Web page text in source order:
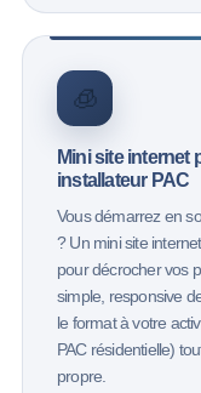
🧊
Mini site internet
installateur PAC
Vous démarrez en
? Un mini site
pour décrocher vos
simple, responsive
le format à votre
PAC résidentielle)
propre.